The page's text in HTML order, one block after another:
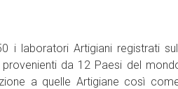
i laboratori Artigiani registrati
da 12 Paesi del
a quelle Artigiane così